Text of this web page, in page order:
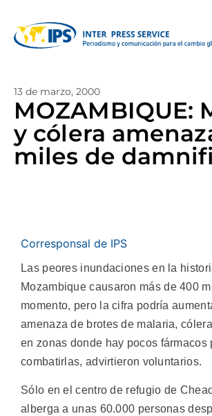
13 de marzo, 2000
MOZAMBIQUE:
y cólera
miles de
Corresponsal de IPS
Las peores inundaciones en la
Mozambique causaron más de 400
momento, pero la cifra podría
amenaza de brotes de malaria,
en zonas donde hay pocos fármacos
combatirlas, advirtieron voluntarios.
Sólo en el centro de refugio de
alberga a unas 60.000 personas